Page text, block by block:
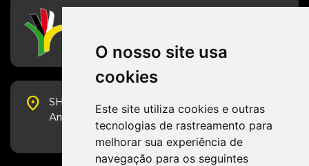
O nosso site usa
cookies
Este site utiliza cookies e outras
tecnologias de rastreamento para
melhorar sua experiência de
navegação para os seguintes
place
SHS Quadra 6, Bloco E, Complexo Brasil 21, 20º
Andar, Sala 2001 - CEP 70322-915 - Brasília/DF